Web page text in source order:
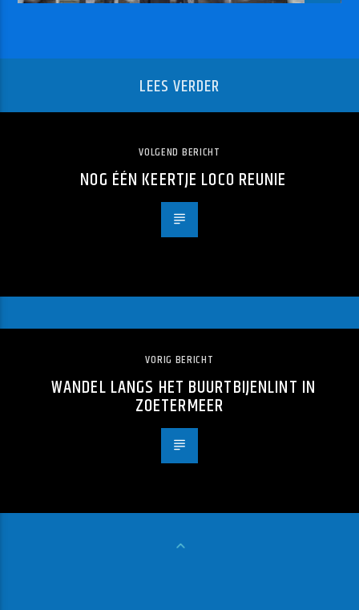
LEES VERDER
VOLGEND BERICHT
NOG ÉÉN KEERTJE LOCO REUNIE
VORIG BERICHT
WANDEL LANGS HET BUURTBIJENLINT IN
ZOETERMEER